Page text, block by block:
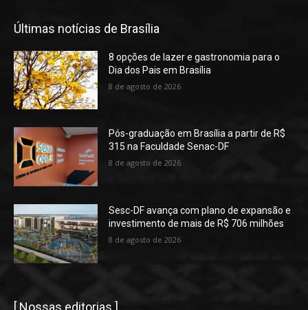
Últimas notícias de Brasília
8 opções de lazer e gastronomia para o
Dia dos Pais em Brasília
8 de agosto de 2026
Pós-graduação em Brasília a partir de R$
315 na Faculdade Senac-DF
8 de agosto de 2026
Sesc-DF avança com plano de expansão e
investimento de mais de R$ 706 milhões
8 de agosto de 2026
[ Nossas editorias ]